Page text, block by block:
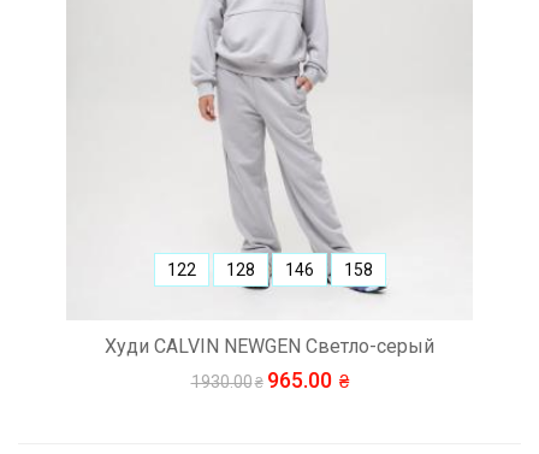
Худи CALVIN NEWGEN Светло-серый
1930.00 965.00
122 128 146 158